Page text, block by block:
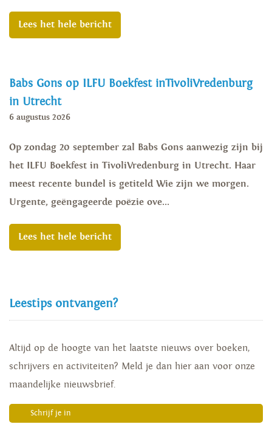
Lees het hele bericht
Babs Gons op ILFU Boekfest inTivoliVredenburg
in Utrecht
6 augustus 2026
Op zondag 20 september zal Babs Gons aanwezig zijn bij
het ILFU Boekfest in TivoliVredenburg in Utrecht. Haar
meest recente bundel is getiteld Wie zijn we morgen.
Urgente, geëngageerde poëzie ove...
Lees het hele bericht
Leestips ontvangen?
Altijd op de hoogte van het laatste nieuws over boeken,
schrijvers en activiteiten? Meld je dan hier aan voor onze
maandelijke nieuwsbrief.
Schrijf je in